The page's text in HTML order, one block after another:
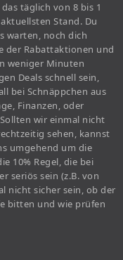
täglich von 8 bis 1
Stand. Du
warten, noch dich
der Rabattaktionen und
weniger Minuten
Deals schnell sein,
bei Schnäppchen aus
Finanzen, oder
wir einmal nicht
sehen, kannst
umgehend um die
10% Regel, die bei
seriös sein (z.B. von
nicht sicher sein, ob der
bitten und wie prüfen